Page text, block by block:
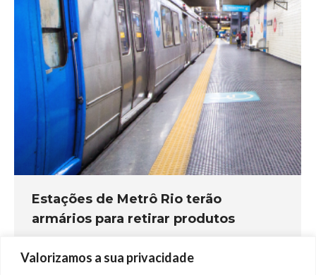
Valorizamos a sua privacidade
Estações de Metrô Rio terão
armários para retirar produtos
2 Comentários